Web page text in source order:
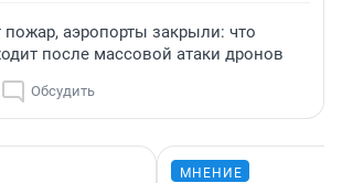
пожар, аэропорты закрыли: что
после массовой атаки дронов
Обсудить
МНЕНИЕ